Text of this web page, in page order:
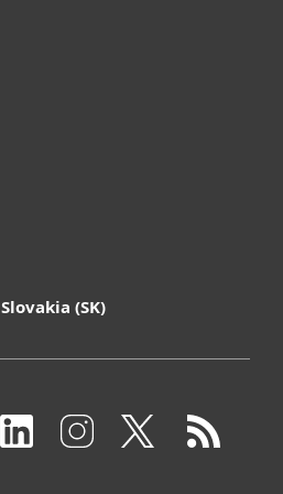
Slovakia (SK)